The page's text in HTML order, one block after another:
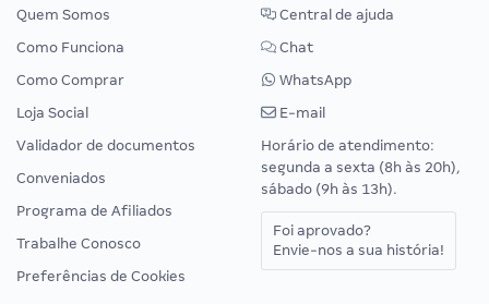
Quem Somos
Como Funciona
Como Comprar
Loja Social
Validador de documentos
Conveniados
Programa de Afiliados
Trabalhe Conosco
Preferências de Cookies
Central de ajuda
Chat
WhatsApp
E-mail
Horário de atendimento:
segunda a sexta (8h às 20h),
sábado (9h às 13h).
Foi aprovado?
Envie-nos a sua história!